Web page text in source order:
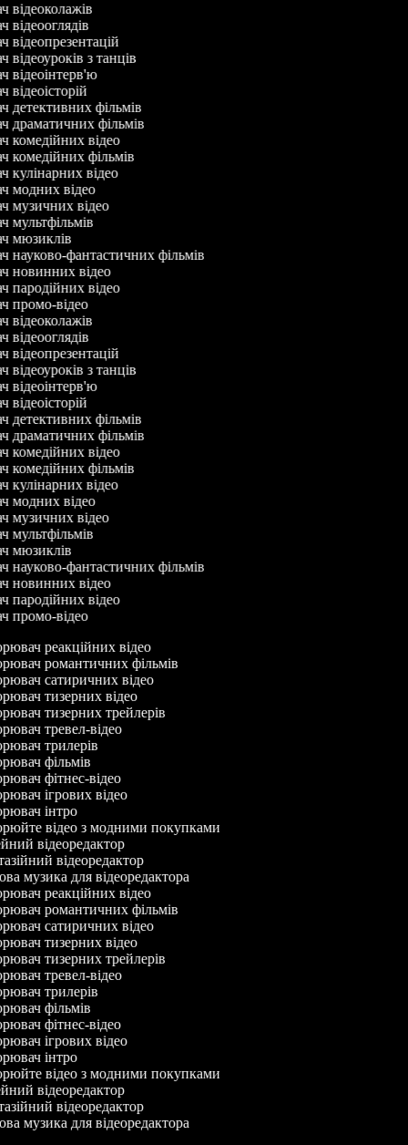
відеоколажів
відеооглядів
відеопрезентацій
відеоуроків з танців
відеоінтерв'ю
відеоісторій
детективних фільмів
драматичних фільмів
комедійних відео
комедійних фільмів
кулінарних відео
модних відео
музичних відео
мультфільмів
мюзиклів
науково-фантастичних фільмів
новинних відео
пародійних відео
промо-відео
відеоколажів
відеооглядів
відеопрезентацій
відеоуроків з танців
відеоінтерв'ю
відеоісторій
детективних фільмів
драматичних фільмів
комедійних відео
комедійних фільмів
кулінарних відео
модних відео
музичних відео
мультфільмів
мюзиклів
науково-фантастичних фільмів
новинних відео
пародійних відео
промо-відео
реакційних відео
романтичних фільмів
сатиричних відео
тизерних відео
тизерних трейлерів
тревел-відео
трилерів
фільмів
фітнес-відео
ігрових відео
інтро
відео з модними покупками
відеоредактор
відеоредактор
музика для відеоредактора
реакційних відео
романтичних фільмів
сатиричних відео
тизерних відео
тизерних трейлерів
тревел-відео
трилерів
фільмів
фітнес-відео
ігрових відео
інтро
відео з модними покупками
відеоредактор
відеоредактор
музика для відеоредактора